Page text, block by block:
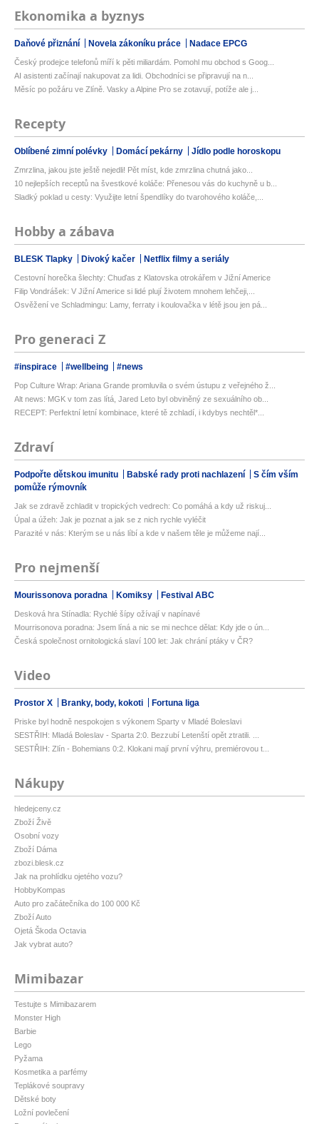
Ekonomika a byznys
Daňové přiznání Novela zákoníku práce Nadace EPCG
Český prodejce telefonů míří k pěti miliardám. Pomohl mu obchod s Goog...
AI asistenti začínají nakupovat za lidi. Obchodníci se připravují na n...
Měsíc po požáru ve Zlíně. Vasky a Alpine Pro se zotavují, potíže ale j...
Recepty
Oblíbené zimní polévky Domácí pekárny Jídlo podle horoskopu
Zmrzlina, jakou jste ještě nejedli! Pět míst, kde zmrzlina chutná jako...
10 nejlepších receptů na švestkové koláče: Přenesou vás do kuchyně u b...
Sladký poklad u cesty: Využijte letní špendlíky do tvarohového koláče,...
Hobby a zábava
BLESK Tlapky Divoký kačer Netflix filmy a seriály
Cestovní horečka šlechty: Chuďas z Klatovska otrokářem v Jižní Americe
Filip Vondrášek: V Jižní Americe si lidé plují životem mnohem lehčeji,...
Osvěžení ve Schladmingu: Lamy, ferraty i koulovačka v létě jsou jen pá...
Pro generaci Z
#inspirace #wellbeing #news
Pop Culture Wrap: Ariana Grande promluvila o svém ústupu z veřejného ž...
Alt news: MGK v tom zas lítá, Jared Leto byl obviněný ze sexuálního ob...
RECEPT: Perfektní letní kombinace, které tě zchladí, i kdybys nechtěl*...
Zdraví
Podpořte dětskou imunitu Babské rady proti nachlazení
S čím vším
pomůže rýmovník
Jak se zdravě zchladit v tropických vedrech: Co pomáhá a kdy už riskuj...
Úpal a úžeh: Jak je poznat a jak se z nich rychle vyléčit
Parazité v nás: Kterým se u nás líbí a kde v našem těle je můžeme nají...
Pro nejmenší
Mourissonova poradna Komiksy Festival ABC
Desková hra Stínadla: Rychlé šípy ožívají v napínavé
Mourrisonova poradna: Jsem líná a nic se mi nechce dělat: Kdy jde o ún...
Česká společnost ornitologická slaví 100 let: Jak chrání ptáky v ČR?
Video
Prostor X Branky, body, kokoti Fortuna liga
Priske byl hodně nespokojen s výkonem Sparty v Mladé Boleslavi
SESTŘIH: Mladá Boleslav - Sparta 2:0. Bezzubí Letenští opět ztratili. ...
SESTŘIH: Zlín - Bohemians 0:2. Klokani mají první výhru, premiérovou t...
Nákupy
hledejceny.cz
Zboží Živě
Osobní vozy
Zboží Dáma
zbozi.blesk.cz
Jak na prohlídku ojetého vozu?
HobbyKompas
Auto pro začátečníka do 100 000 Kč
Zboží Auto
Ojetá Škoda Octavia
Jak vybrat auto?
Mimibazar
Testujte s Mimibazarem
Monster High
Barbie
Lego
Pyžama
Kosmetika a parfémy
Teplákové soupravy
Dětské boty
Ložní povlečení